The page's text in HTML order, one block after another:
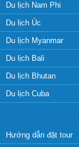
Hướng dẫn đặt tour
Du lịch Nam Phi
Du lịch Úc
Du lịch Myanmar
Du lịch Bali
Du lịch Bhutan
Du lịch Cuba